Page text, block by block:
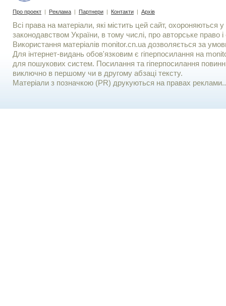
Про проект | Реклама | Партнери | Контакти | Архів
Всі права на матеріали, які містить цей сайт, охороняються у
законодавством України, в тому числі, про авторське право і
Використання матерiалiв monitor.cn.ua дозволяється за
Для iнтернет-видань обов'язковим є гiперпосилання на
для пошукових систем. Посилання та гіперпосилання
виключно в першому чи в другому абзаці тексту.
Матеріали з позначкою (PR) друкуються на правах реклами..